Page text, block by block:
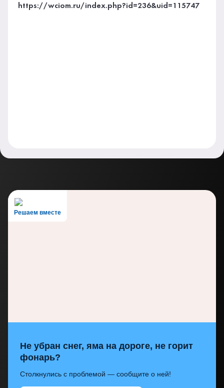
https://wciom.ru/index.php?id=236&uid=115747
Решаем вместе
Не убран снег, яма на дороге, не горит
фонарь?
Столкнулись с проблемой — сообщите о ней!